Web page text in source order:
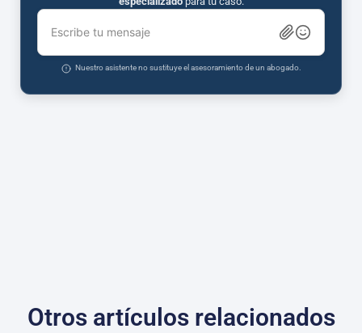
Escribe tu mensaje
Nuestro asistente no sustituye el asesoramiento de un abogado.
Otros artículos relacionados